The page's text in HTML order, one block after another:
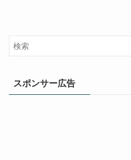
スポンサー広告